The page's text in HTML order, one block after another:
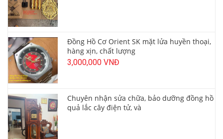
Đồng Hồ Cơ Orient SK mặt lửa huyền thoại,
hàng xịn, chất lượng
3,000,000 VNĐ
Chuyên nhận sửa chữa, bảo dưỡng đồng hồ
quả lắc cây điện tử, và